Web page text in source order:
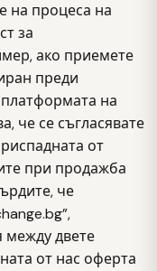
на процеса на
за
ако приемете
преди
на
че се съгласявате
от
при продажба
че
между двете
от нас оферта